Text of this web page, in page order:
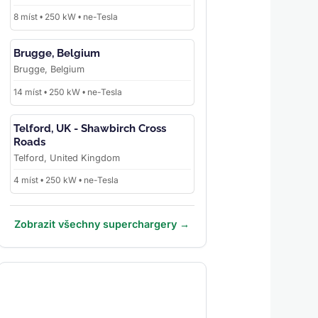
8 míst • 250 kW • ne-Tesla
Brugge, Belgium
Brugge, Belgium
14 míst • 250 kW • ne-Tesla
Telford, UK - Shawbirch Cross
Roads
Telford, United Kingdom
4 míst • 250 kW • ne-Tesla
Zobrazit všechny superchargery →